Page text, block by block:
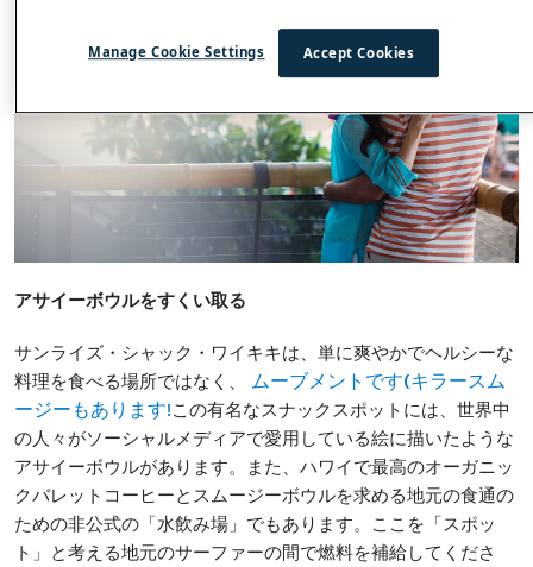
アサイーボウルをすくい取る
サンライズ・シャック・ワイキキは、単に爽やかでヘルシーな
料理を食べる場所ではなく、
ムーブメントです(キラースム
ージーもあります!この有名なスナックスポットには、世界中
の人々がソーシャルメディアで愛用している絵に描いたような
アサイーボウルがあります。また、ハワイで最高のオーガニッ
クバレットコーヒーとスムージーボウルを求める地元の食通の
ための非公式の「水飲み場」でもあります。ここを「スポッ
ト」と考える地元のサーファーの間で燃料を補給してくださ
Accept Cookies
Manage Cookie Settings